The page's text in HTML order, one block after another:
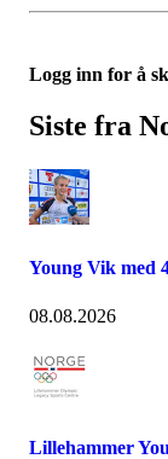
Logg inn for å
Siste fra
Young Vik med
08.08.2026
Lillehammer